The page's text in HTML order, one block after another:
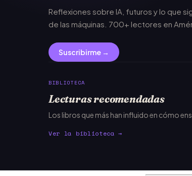
Reflexiones sobre IA, futuros y lo que
de las máquinas. 700+ lectores en
Suscribirme →
BIBLIOTECA
Lecturas recomendadas
Los libros que más han influido en cómo
Ver la biblioteca →